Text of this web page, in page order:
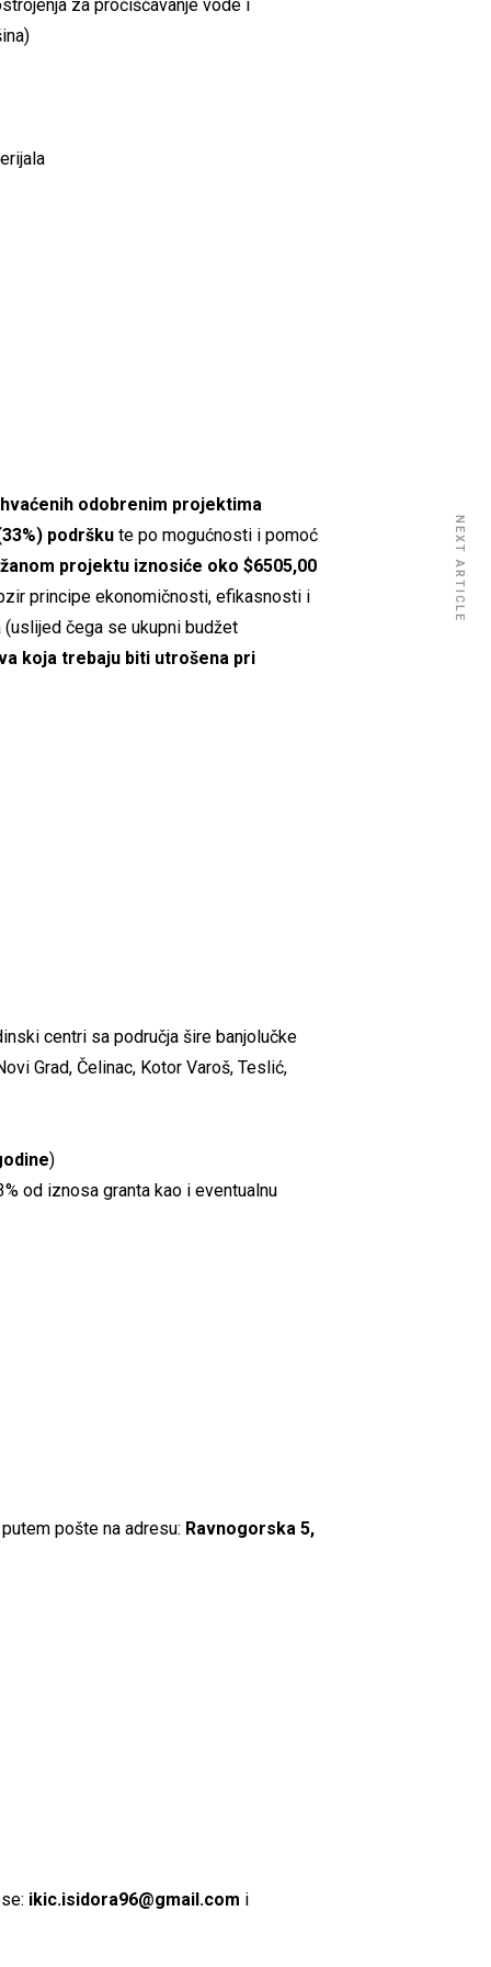
za pročišćavanje vode i
odobrenim projektima
podršku te po mogućnosti i pomoć
projektu iznosiće oko $6505,00
principe ekonomičnosti, efikasnosti i
čega se ukupni budžet
koja trebaju biti utrošena pri
centri sa područja šire banjolučke
Grad, Čelinac, Kotor Varoš, Teslić,
)
od iznosa granta kao i eventualnu
pošte na adresu: Ravnogorska 5,
ikic.isidora96@gmail.com i
NEXT ARTICLE